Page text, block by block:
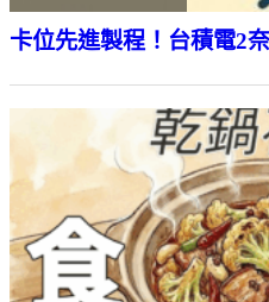
卡位先進製程！台積電2